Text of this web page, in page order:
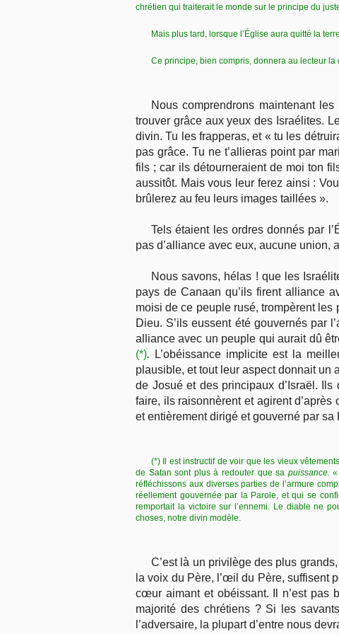
chrétien qui traiterait le monde sur le principe du
Mais plus tard, lorsque l’Église aura quitté la
Ce principe, bien compris, donnera au lecteur
Nous comprendrons maintenant
trouver grâce aux yeux des Israélites.
divin. Tu les frapperas, et « tu les
pas grâce. Tu ne t’allieras point par
fils ; car ils détourneraient de moi ton
aussitôt. Mais vous leur ferez ainsi :
brûlerez au feu leurs images taillées ».
Tels étaient les ordres donnés par
pas d’alliance avec eux, aucune union,
Nous savons, hélas ! que les
pays de Canaan qu’ils firent alliance
moisi de ce peuple rusé, trompèrent
Dieu. S’ils eussent été gouvernés par
alliance avec un peuple qui aurait dû
(*).
L’obéissance implicite est la
plausible, et tout leur aspect donnait un
de Josué et des principaux d’Israël.
faire, ils raisonnèrent et agirent
et entièrement dirigé et gouverné par sa
(*) Il est instructif de voir que les vieux
de Satan sont plus à redouter que sa puissance.
réfléchissons aux diverses parties de l’armure
réellement gouvernée par la Parole, et qui se
remportait la victoire sur l’ennemi. Le diable ne
choses, notre divin modèle.
C’est là un privilège des plus
la voix du Père, l’œil du Père, suffisent
cœur aimant et obéissant. Il n’est pas
majorité des chrétiens ? Si les
l’adversaire, la plupart d’entre nous